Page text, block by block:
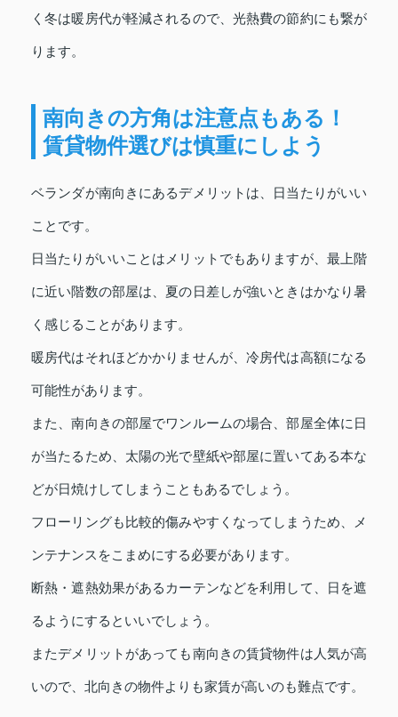
く冬は暖房代が軽減されるので、光熱費の節約にも繋が
ります。
南向きの方角は注意点もある！
賃貸物件選びは慎重にしよう
ベランダが南向きにあるデメリットは、日当たりがいい
ことです。
日当たりがいいことはメリットでもありますが、最上階
に近い階数の部屋は、夏の日差しが強いときはかなり暑
く感じることがあります。
暖房代はそれほどかかりませんが、冷房代は高額になる
可能性があります。
また、南向きの部屋でワンルームの場合、部屋全体に日
が当たるため、太陽の光で壁紙や部屋に置いてある本な
どが日焼けしてしまうこともあるでしょう。
フローリングも比較的傷みやすくなってしまうため、メ
ンテナンスをこまめにする必要があります。
断熱・遮熱効果があるカーテンなどを利用して、日を遮
るようにするといいでしょう。
またデメリットがあっても南向きの賃貸物件は人気が高
いので、北向きの物件よりも家賃が高いのも難点です。